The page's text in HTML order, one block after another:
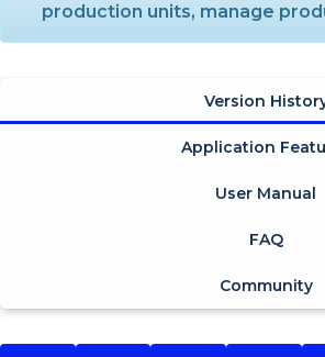
production units, manage
Version
Application
User Manual
FAQ
Community